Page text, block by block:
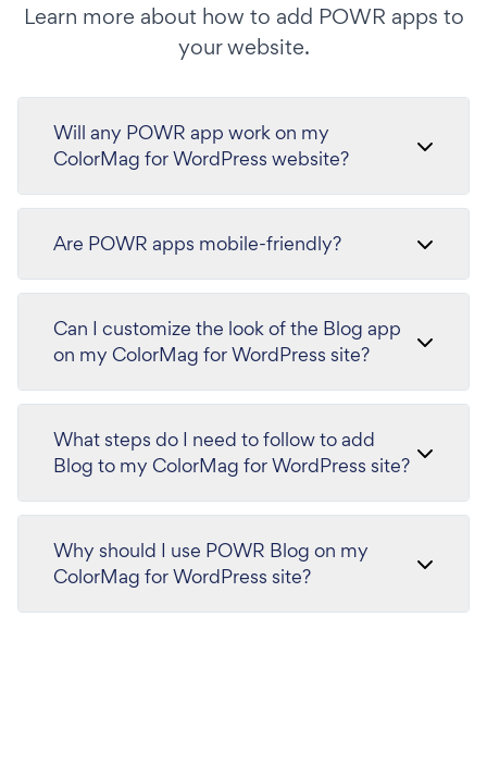
Learn more about how to add POWR apps to
your website.
Will any POWR app work on my
ColorMag for WordPress website?
Are POWR apps mobile-friendly?
Can I customize the look of the Blog app
on my ColorMag for WordPress site?
What steps do I need to follow to add
Blog to my ColorMag for WordPress site?
Why should I use POWR Blog on my
ColorMag for WordPress site?